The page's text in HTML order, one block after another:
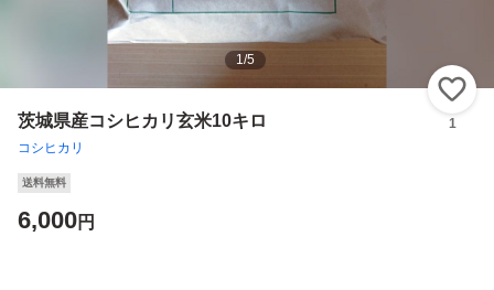
1/5
茨城県産コシヒカリ玄米10キロ
コシヒカリ
1
送料無料
6,000円